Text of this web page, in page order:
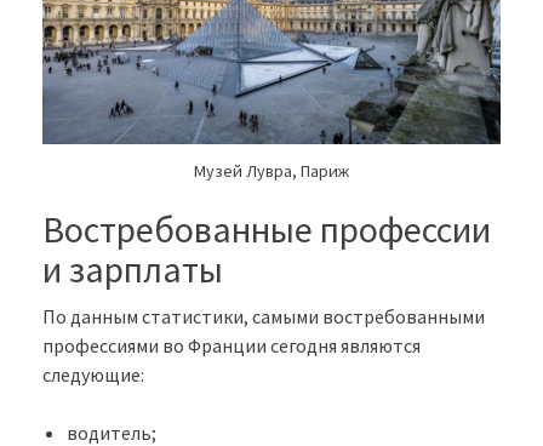
Музей Лувра, Париж
Востребованные профессии
и зарплаты
По данным статистики, самыми востребованными
профессиями во Франции сегодня являются
следующие:
водитель;